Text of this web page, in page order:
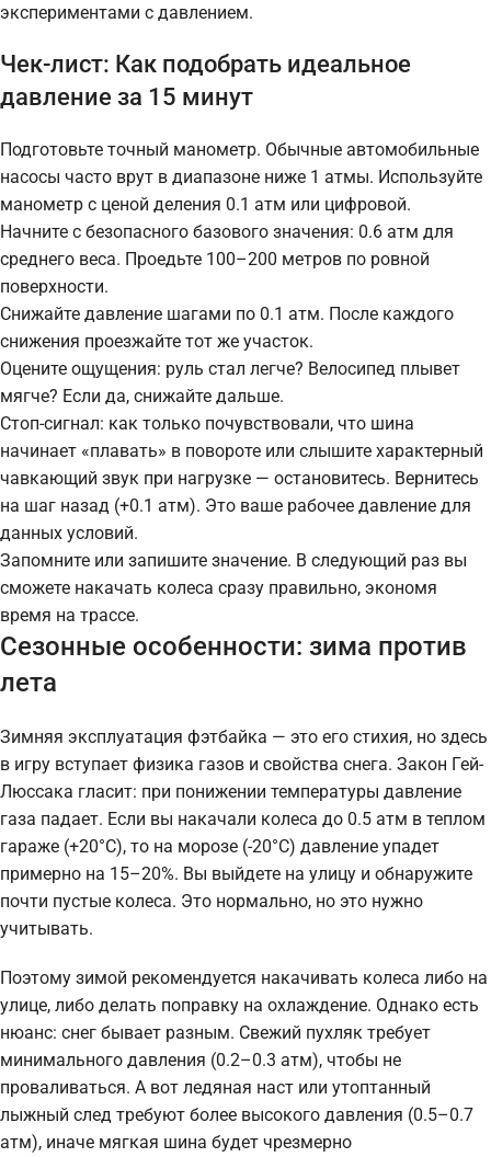
экспериментами с давлением.
Чек-лист: Как подобрать идеальное
давление за 15 минут
Подготовьте точный манометр. Обычные автомобильные
насосы часто врут в диапазоне ниже 1 атмы. Используйте
манометр с ценой деления 0.1 атм или цифровой.
Начните с безопасного базового значения: 0.6 атм для
среднего веса. Проедьте 100–200 метров по ровной
поверхности.
Снижайте давление шагами по 0.1 атм. После каждого
снижения проезжайте тот же участок.
Оцените ощущения: руль стал легче? Велосипед плывет
мягче? Если да, снижайте дальше.
Стоп-сигнал: как только почувствовали, что шина
начинает «плавать» в повороте или слышите характерный
чавкающий звук при нагрузке — остановитесь. Вернитесь
на шаг назад (+0.1 атм). Это ваше рабочее давление для
данных условий.
Запомните или запишите значение. В следующий раз вы
сможете накачать колеса сразу правильно, экономя
время на трассе.
Сезонные особенности: зима против
лета
Зимняя эксплуатация фэтбайка — это его стихия, но здесь
в игру вступает физика газов и свойства снега. Закон Гей-
Люссака гласит: при понижении температуры давление
газа падает. Если вы накачали колеса до 0.5 атм в теплом
гараже (+20°C), то на морозе (-20°C) давление упадет
примерно на 15–20%. Вы выйдете на улицу и обнаружите
почти пустые колеса. Это нормально, но это нужно
учитывать.
Поэтому зимой рекомендуется накачивать колеса либо на
улице, либо делать поправку на охлаждение. Однако есть
нюанс: снег бывает разным. Свежий пухляк требует
минимального давления (0.2–0.3 атм), чтобы не
проваливаться. А вот ледяная наст или утоптанный
лыжный след требуют более высокого давления (0.5–0.7
атм), иначе мягкая шина будет чрезмерно